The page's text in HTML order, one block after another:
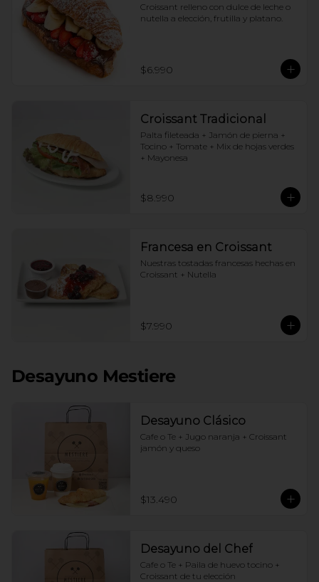
Croissant relleno con dulce de leche o
nutella a elección, frutilla y platano.
$6.990
Croissant Tradicional
Palta fileteada + Jamón de pierna +
Tocino + Tomate + Mix de hojas verdes
+ Mayonesa
$8.990
Francesa en Croissant
Nuestras tostadas francesas hechas en
Croissant + Nutella
$7.990
Desayuno Mestiere
Desayuno Clásico
Cafe o Te + Jugo naranja + Croissant
jamón y queso
$13.490
Desayuno del Chef
Cafe o Te + Paila de huevo tocino +
Croissant de tu elección